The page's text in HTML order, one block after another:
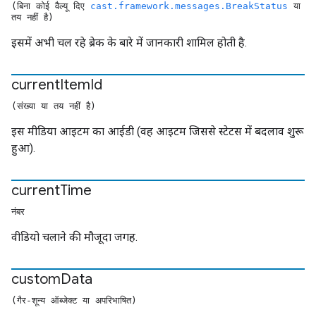
(बिना कोई वैल्यू दिए cast.framework.messages.BreakStatus या
तय नहीं है)
इसमें अभी चल रहे ब्रेक के बारे में जानकारी शामिल होती है.
currentItemId
(संख्या या तय नहीं है)
इस मीडिया आइटम का आईडी (वह आइटम जिससे स्टेटस में बदलाव शुरू
हुआ).
currentTime
नंबर
वीडियो चलाने की मौजूदा जगह.
customData
(गैर-शून्य ऑब्जेक्ट या अपरिभाषित)